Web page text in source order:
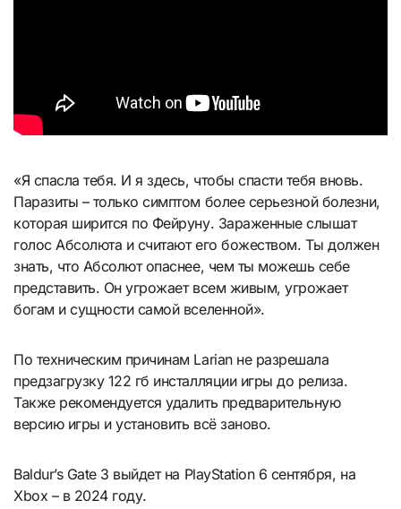
«Я спасла тебя. И я здесь, чтобы спасти тебя вновь.
Паразиты – только симптом более серьезной болезни,
которая ширится по Фейруну. Зараженные слышат
голос Абсолюта и считают его божеством. Ты должен
знать, что Абсолют опаснее, чем ты можешь себе
представить. Он угрожает всем живым, угрожает
богам и сущности самой вселенной».
По техническим причинам Larian не разрешала
предзагрузку 122 гб инсталляции игры до релиза.
Также рекомендуется удалить предварительную
версию игры и установить всё заново.
Baldur’s Gate 3 выйдет на PlayStation 6 сентября, на
Xbox – в 2024 году.